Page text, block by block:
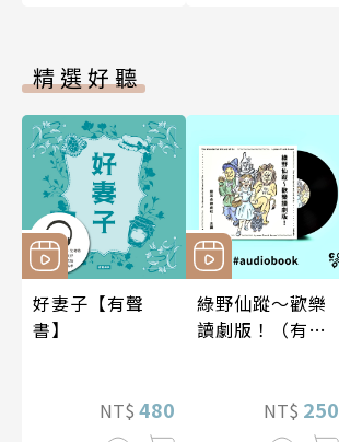
精選好聽
好妻子【有聲
書】
NT$ 480
綠野仙蹤～歡樂
讀劇版！（有聲
NT$ 250